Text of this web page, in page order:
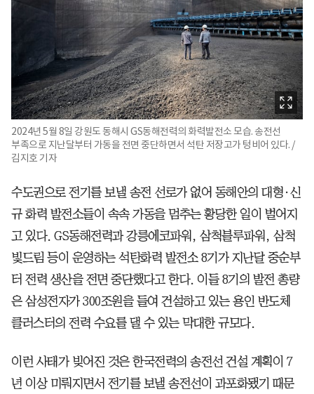
2024년 5월 8일 강원도 동해시 GS동해전력의 화력발전소 모습. 송전선
부족으로 지난달부터 가동을 전면 중단하면서 석탄 저장고가 텅비어 있다. /
김지호 기자
수도권으로 전기를 보낼 송전 선로가 없어 동해안의 대형·신
규 화력 발전소들이 속속 가동을 멈추는 황당한 일이 벌어지
고 있다. GS동해전력과 강릉에코파워, 삼척블루파워, 삼척
빛드림 등이 운영하는 석탄화력 발전소 8기가 지난달 중순부
터 전력 생산을 전면 중단했다고 한다. 이들 8기의 발전 총량
은 삼성전자가 300조원을 들여 건설하고 있는 용인 반도체
클러스터의 전력 수요를 댈 수 있는 막대한 규모다.
이런 사태가 빚어진 것은 한국전력의 송전선 건설 계획이 7
년 이상 미뤄지면서 전기를 보낼 송전선이 과포화됐기 때문